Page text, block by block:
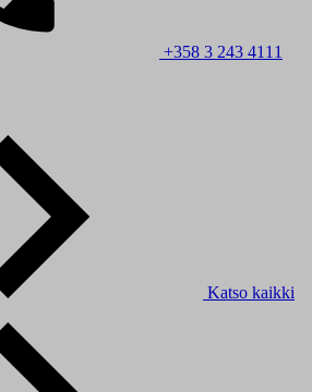
+358 3 243 4111
Katso kaikki